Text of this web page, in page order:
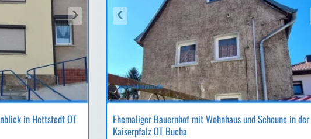
›
in Hettstedt OT
‹
Ehemaliger Bauernhof mit Wohnhaus und Scheune in der
Kaiserpfalz OT Bucha